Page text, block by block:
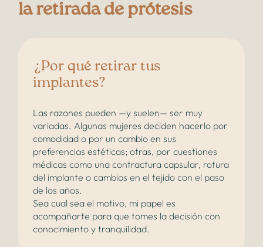
la retirada de prótesis
¿Por qué retirar tus
implantes?
Las razones pueden —y suelen— ser muy
variadas. Algunas mujeres deciden hacerlo por
comodidad o por un cambio en sus
preferencias estéticas; otras, por cuestiones
médicas como una contractura capsular, rotura
del implante o cambios en el tejido con el paso
de los años.
Sea cual sea el motivo, mi papel es
acompañarte para que tomes la decisión con
conocimiento y tranquilidad.